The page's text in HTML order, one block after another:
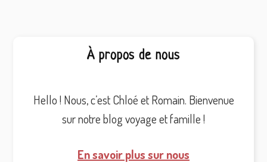
À propos de nous
Hello ! Nous, c’est Chloé et Romain. Bienvenue
sur notre blog voyage et famille !
En savoir plus sur nous